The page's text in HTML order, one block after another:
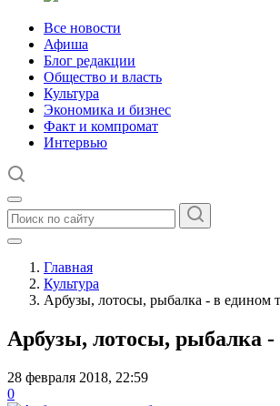
Все новости
Афиша
Блог редакции
Общество и власть
Культура
Экономика и бизнес
Факт и компромат
Интервью
Главная
Культура
Арбузы, лотосы, рыбалка - в едином
Арбузы, лотосы, рыбалка -
28 февраля 2018, 22:59
0